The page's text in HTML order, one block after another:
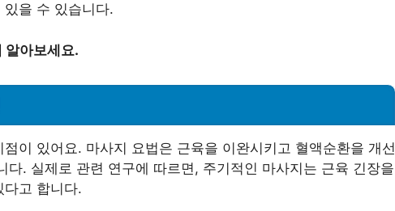
을 수 있습니다.
알아보세요.
이 있어요. 마사지 요법은 근육을 이완시키고 혈액순환을 개선
다. 실제로 관련 연구에 따르면, 주기적인 마사지는 근육 긴장을
다고 합니다.